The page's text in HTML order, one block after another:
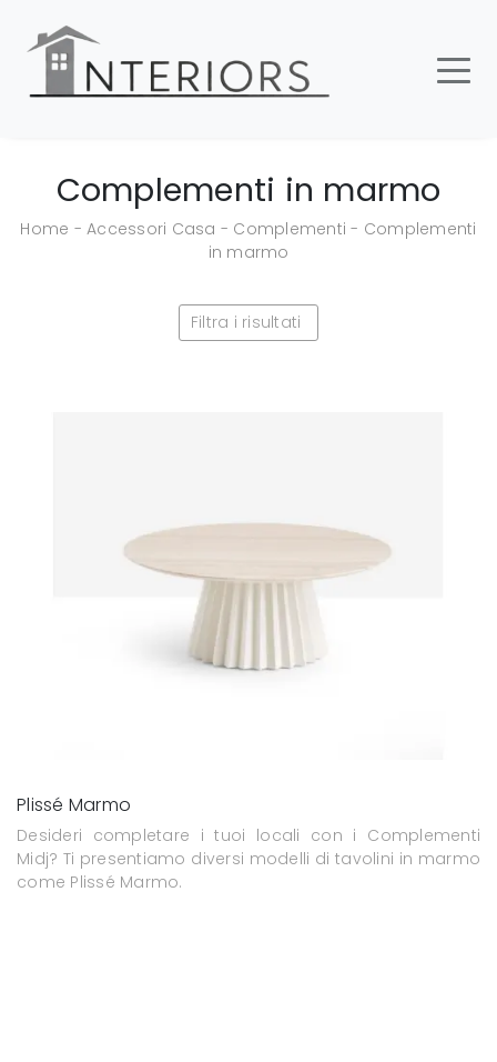
Complementi in marmo
Home -Accessori Casa - Complementi - Complementi
in marmo
Filtra i risultati
Plissé Marmo
Desideri completare i tuoi locali con i Complementi
Midj? Ti presentiamo diversi modelli di tavolini in marmo
come Plissé Marmo.